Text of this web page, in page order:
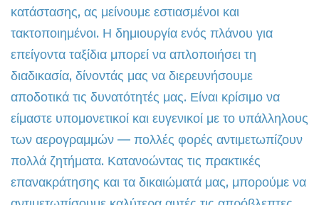
κατάστασης, ας μείνουμε εστιασμένοι και
τακτοποιημένοι. Η δημιουργία ενός πλάνου για
επείγοντα ταξίδια μπορεί να απλοποιήσει τη
διαδικασία, δίνοντάς μας να διερευνήσουμε
αποδοτικά τις δυνατότητές μας. Είναι κρίσιμο να
είμαστε υπομονετικοί και ευγενικοί με το υπάλληλους
των αερογραμμών — πολλές φορές αντιμετωπίζουν
πολλά ζητήματα. Κατανοώντας τις πρακτικές
επανακράτησης και τα δικαιώματά μας, μπορούμε να